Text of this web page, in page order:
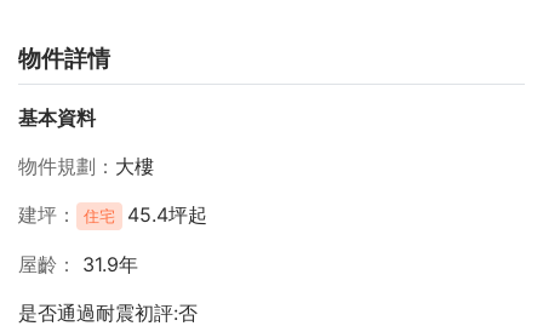
物件詳情
基本資料
物件規劃
大樓
建坪
住宅 45.4坪起
屋齡
31.9年
是否通過耐震初評:否